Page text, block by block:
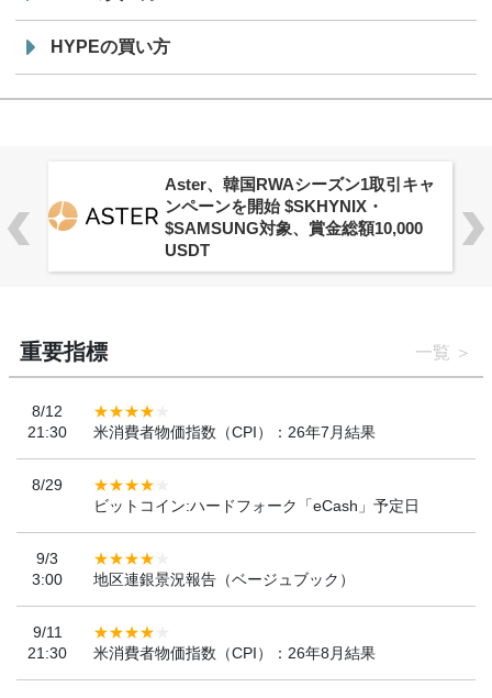
HYPEの買い方
Aster、韓国RWAシーズン1取引キャ
ンペーンを開始 $SKHYNIX・
$SAMSUNG対象、賞金総額10,000
USDT
重要指標 一覧
8/12
21:30
米消費者物価指数（CPI）：26年7月結果
8/29
ビットコイン:ハードフォーク「eCash」予定日
9/3
3:00
地区連銀景況報告（ベージュブック）
9/11
21:30
米消費者物価指数（CPI）：26年8月結果